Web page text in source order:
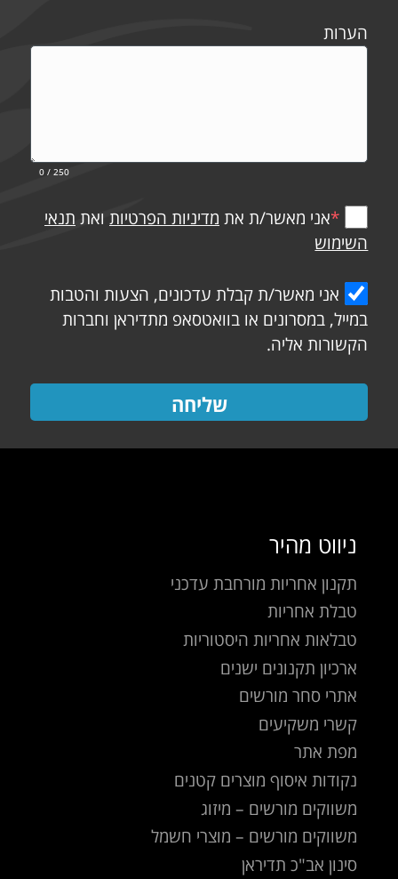
הערות
0 / 250
*אני מאשר/ת את מדיניות הפרטיות ואת תנאי
השימוש
אני מאשר/ת קבלת עדכונים, הצעות והטבות
במייל, במסרונים או בוואטסאפ מתדיראן וחברות
הקשורות אליה.
שליחה
ניווט מהיר
תקנון אחריות מורחבת עדכני
טבלת אחריות
טבלאות אחריות היסטוריות
ארכיון תקנונים ישנים
אתרי סחר מורשים
קשרי משקיעים
מפת אתר
נקודות איסוף מוצרים קטנים
משווקים מורשים – מיזוג
משווקים מורשים – מוצרי חשמל
סינון אב"כ תדיראן